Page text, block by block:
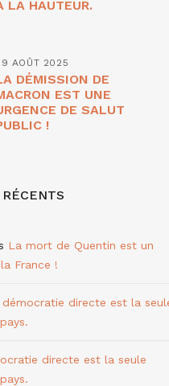
LA HAUTEUR.
AOÛT 2025
DÉMISSION DE
EST UNE
DE SALUT
!
La mort de Quentin est un
France !
démocratie directe est la
directe est la seule